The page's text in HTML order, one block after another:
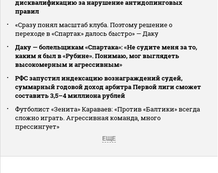
дисквалификацию за нарушение антидопинговых
правил
«Сразу понял масштаб клуба. Поэтому решение о
переходе в «Спартак» далось быстро» — Даку
Даку — болельщикам «Спартака»: «Не судите меня за то,
каким я был в «Рубине». Понимаю, мог выглядеть
высокомерным и агрессивным»
РФС запустил индексацию вознаграждений судей,
суммарный годовой доход арбитра Первой лиги сможет
составить 3,5–4 миллиона рублей
Футболист «Зенита» Караваев: «Против «Балтики» всегда
сложно играть. Агрессивная команда, много
прессингует»
ЕЩЕ